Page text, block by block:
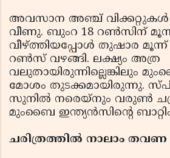
അവസാന അഞ്ച് വിക്കറ്റുകൾ
വീണു. ബുംറ 18 റൺസിന് മൂന്ന്
വീഴ്ത്തിയപ്പോൾ തുഷാര മൂന്ന്
റൺസ് വഴങ്ങി. ലക്ഷ്യം അത്ര
വലുതായിരുന്നില്ലെങ്കിലും
മോശം തുടക്കമായിരുന്നു.
സുനിൽ നരെയ്നും വരുൺ
മുംബൈ ഇന്ത്യൻസിൻ്റെ
ചരിത്രത്തിൽ നാലാം തവണ